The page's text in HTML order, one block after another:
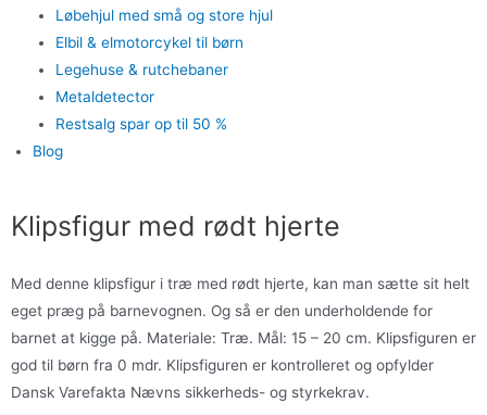
Løbehjul med små og store hjul
Elbil & elmotorcykel til børn
Legehuse & rutchebaner
Metaldetector
Restsalg spar op til 50 %
Blog
Klipsfigur med rødt hjerte
Med denne klipsfigur i træ med rødt hjerte, kan man sætte sit helt
eget præg på barnevognen. Og så er den underholdende for
barnet at kigge på. Materiale: Træ. Mål: 15 – 20 cm. Klipsfiguren er
god til børn fra 0 mdr. Klipsfiguren er kontrolleret og opfylder
Dansk Varefakta Nævns sikkerheds- og styrkekrav.